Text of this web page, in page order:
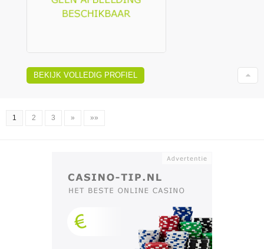
BEKIJK VOLLEDIG PROFIEL
1 2 3 » »»